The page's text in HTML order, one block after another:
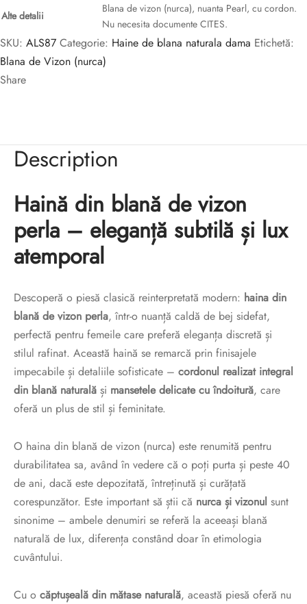
Alte detalii
Blana de vizon (nurca), nuanta Pearl, cu cordon.
Nu necesita documente CITES.
SKU: ALS87 Categorie: Haine de blana naturala dama Etichetă:
Blana de Vizon (nurca)
Share
Description
Haină din blană de vizon
perla – eleganță subtilă și lux
atemporal
Descoperă o piesă clasică reinterpretată modern: haina din
blană de vizon perla, într-o nuanță caldă de bej sidefat,
perfectă pentru femeile care preferă eleganța discretă și
stilul rafinat. Această haină se remarcă prin finisajele
impecabile și detaliile sofisticate – cordonul realizat integral
din blană naturală și mansetele delicate cu îndoitură, care
oferă un plus de stil și feminitate.
O haina din blană de vizon (nurca) este renumită pentru
durabilitatea sa, având în vedere că o poți purta și peste 40
de ani, dacă este depozitată, întreținută și curățată
corespunzător. Este important să știi că nurca și vizonul sunt
sinonime – ambele denumiri se referă la aceeași blană
naturală de lux, diferența constând doar în etimologia
cuvântului.
Cu o căptușeală din mătase naturală, această piesă oferă nu